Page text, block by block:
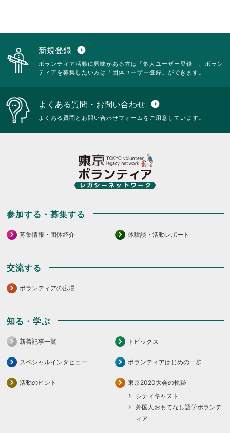
新規登録 expand_circle_down
ボランティア活動に興味がある方は「個人ユーザー登録」、ボラン
ティアを募集したい方は「団体ユーザー登録」ができます。
よくある質問・お問い合わせ expand_circle_down
よくある質問とお問い合わせフォームをご用意しています。
参加する・募集する
募集情報・団体紹介 体験談・活動レポート
交流する
ボランティアの広場
知る・学ぶ
新着記事一覧 トピックス
スペシャルインタビュー ボランティアはじめの一歩
活動のヒント
東京2020大会の軌跡
シティキャスト
外国人おもてなし語学ボランテ
ィア